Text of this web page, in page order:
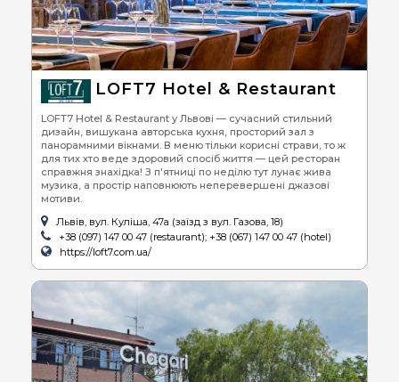
LOFT7 Hotel & Restaurant
LOFT7 Hotel & Restaurant у Львові — сучасний стильний
дизайн, вишукана авторська кухня, просторий зал з
панорамними вікнами. В меню тільки корисні страви, то ж
для тих хто веде здоровий спосіб життя — цей ресторан
справжня знахідка! З п'ятниці по неділю тут лунає жива
музика, а простір наповнюють неперевершені джазові
мотиви.
Львів, вул. Куліша, 47а (заїзд з вул. Газова, 18)
+38 (097) 147 00 47 (restaurant); +38 (067) 147 00 47 (hotel)
https://loft7.com.ua/